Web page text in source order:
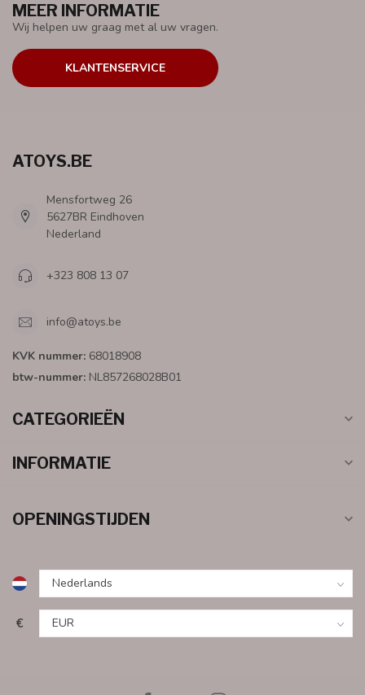
MEER INFORMATIE
Wij helpen uw graag met al uw vragen.
KLANTENSERVICE
ATOYS.BE
Mensfortweg 26
5627BR Eindhoven
Nederland
+323 808 13 07
info@atoys.be
KVK nummer: 68018908
btw-nummer: NL857268028B01
CATEGORIEËN
INFORMATIE
OPENINGSTIJDEN
€